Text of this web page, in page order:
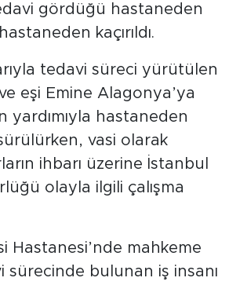
gördüğü hastaneden
kaçırıldı.
tedavi süreci yürütülen
ve eşi Emine Alagonya’ya
yardımıyla hastaneden
sürülürken, vasi olarak
ihbarı üzerine İstanbul
olayla ilgili çalışma
Hastanesi’nde mahkeme
sürecinde bulunan iş insanı